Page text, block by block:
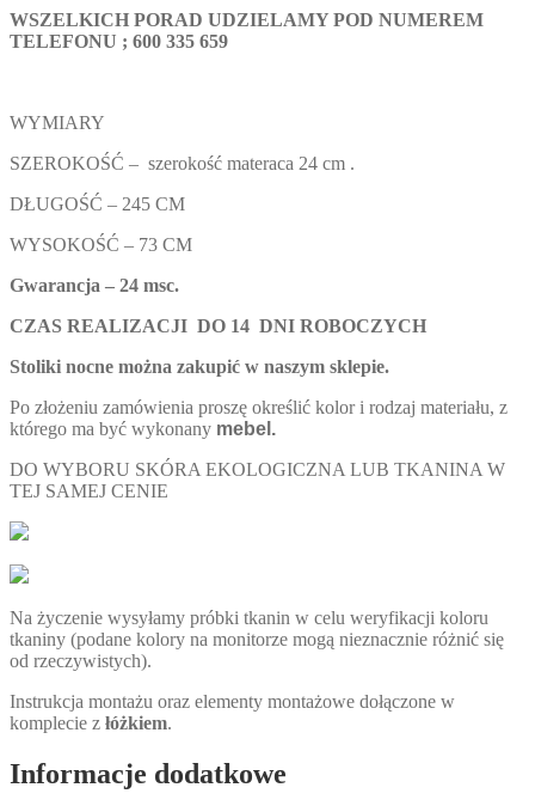
WSZELKICH PORAD UDZIELAMY POD NUMEREM
TELEFONU ; 600 335 659
WYMIARY
SZEROKOŚĆ – szerokość materaca 24 cm .
DŁUGOŚĆ – 245 CM
WYSOKOŚĆ – 73 CM
Gwarancja – 24 msc.
CZAS REALIZACJI DO 14 DNI ROBOCZYCH
Stoliki nocne można zakupić w naszym sklepie.
Po złożeniu zamówienia proszę określić kolor i rodzaj materiału, z
którego ma być wykonany mebel.
DO WYBORU SKÓRA EKOLOGICZNA LUB TKANINA W
TEJ SAMEJ CENIE
Na życzenie wysyłamy próbki tkanin w celu weryfikacji koloru
tkaniny (podane kolory na monitorze mogą nieznacznie różnić się
od rzeczywistych).
Instrukcja montażu oraz elementy montażowe dołączone w
komplecie z łóżkiem.
Informacje dodatkowe